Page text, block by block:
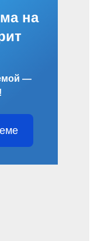
на
—